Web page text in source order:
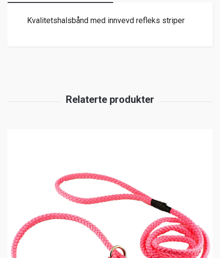
Kvalitetshalsbånd med innvevd refleks striper